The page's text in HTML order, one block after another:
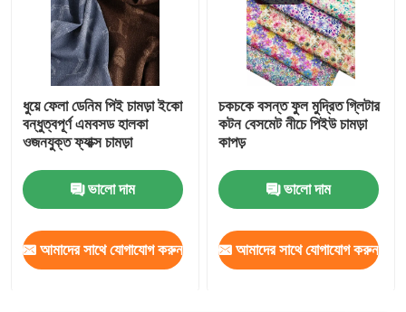
ধুয়ে ফেলা ডেনিম পিই চামড়া ইকো
বন্ধুত্বপূর্ণ এমবসড হালকা
ওজনযুক্ত ফ্যাক্স চামড়া
ভালো দাম
আমাদের সাথে যোগাযোগ করুন
চকচকে বসন্ত ফুল মুদ্রিত গ্লিটার
কটন বেসমেট নীচে পিইউ চামড়া
কাপড়
ভালো দাম
আমাদের সাথে যোগাযোগ করুন